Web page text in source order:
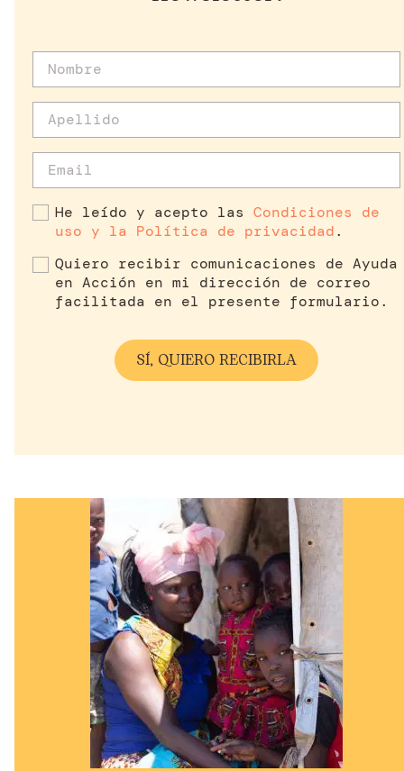
He leído y acepto las Condiciones de
uso y la Política de privacidad.
Quiero recibir comunicaciones de Ayuda
en Acción en mi dirección de correo
facilitada en el presente formulario.